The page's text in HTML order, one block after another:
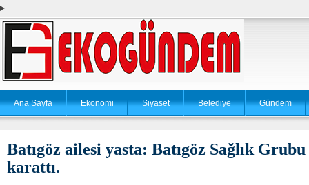
Ana Sayfa Ekonomi Siyaset Belediye Gündem
Batıgöz ailesi yasta: Batıgöz Sağlık Grubu
karattı.